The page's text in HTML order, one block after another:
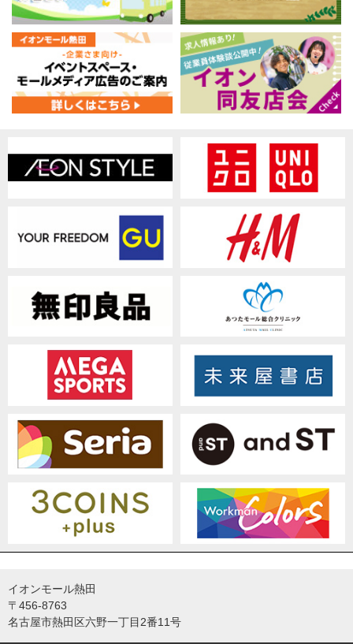
イオンモール熱田
〒456-8763
名古屋市熱田区六野一丁目2番11号